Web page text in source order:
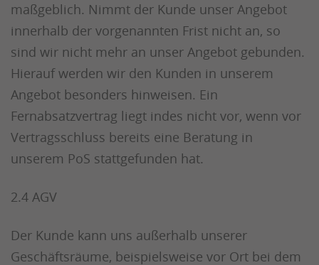
maßgeblich. Nimmt der Kunde unser Angebot
innerhalb der vorgenannten Frist nicht an, so
sind wir nicht mehr an unser Angebot gebunden.
Hierauf werden wir den Kunden in unserem
Angebot besonders hinweisen. Ein
Fernabsatzvertrag liegt indes nicht vor, wenn vor
Vertragsschluss bereits eine Beratung in
unserem PoS stattgefunden hat.
2.4 AGV
Der Kunde kann uns außerhalb unserer
Geschäftsräume, beispielsweise vor Ort bei dem